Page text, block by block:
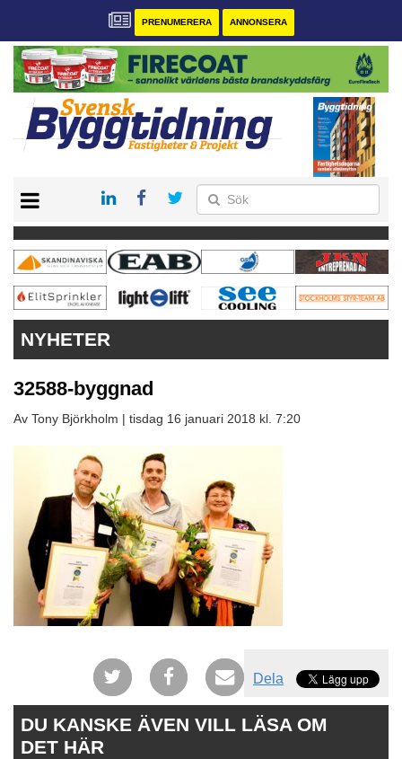
PRENUMERERA ANNONSERA
PRENUMERERA
VÅRA ANDRA MAGASIN
ANNONSERA
KONTAKT
NYHETER
32588-byggnad
Av Tony Björkholm | tisdag 16 januari 2018 kl. 7:20
Dela
DU KANSKE ÄVEN VILL LÄSA OM
DET HÄR